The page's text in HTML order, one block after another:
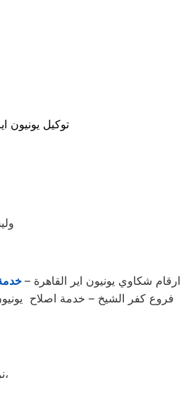
توكيل يونيون
ارقام شكاوي يونيون اير القاهرة –
فروع كفر الشيخ – خدمة اصلاح
نرى أنه وفي الآونة الأخيرة زادت شهرة صيانة أجهزة يونيون اير المنزلية، لتطورها الكبير وبروز مزاياها بين باقي العلامات الأخرى،